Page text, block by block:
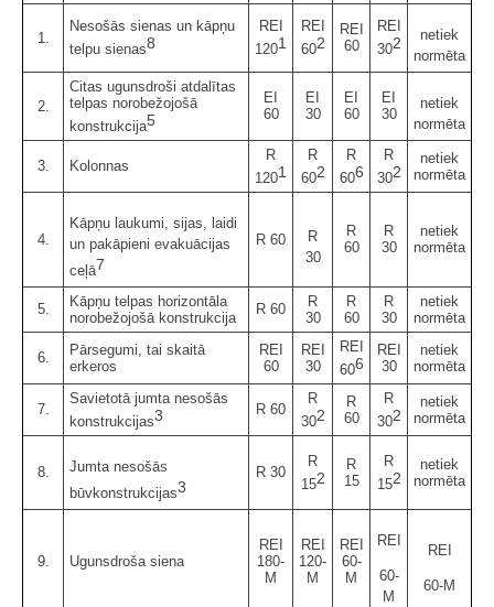
1.
Nesošās sienas un kāpņu
telpu sienas8
REI
1201
REI
602
REI
60
REI
302
netiek
normēta
2.
Citas ugunsdroši atdalītas
telpas norobežojošā
konstrukcija5
EI
60
EI
30
EI
60
EI
30
netiek
normēta
3. Kolonnas
R
1201
R
602
R
606
R
302
netiek
normēta
4.
Kāpņu laukumi, sijas, laidi
un pakāpieni evakuācijas
ceļā7
R 60
R
30
R
60
R
30
netiek
normēta
5.
Kāpņu telpas horizontāla
norobežojošā konstrukcija
R 60
R
30
R
60
R
30
netiek
normēta
6.
Pārsegumi, tai skaitā
erkeros
REI
60
REI
30
REI
606
REI
30
netiek
normēta
7.
Savietotā jumta nesošās
konstrukcijas3 R 60
R
302
R
60
R
302
netiek
normēta
8.
Jumta nesošās
būvkonstrukcijas3
R 30
R
152
R
15
R
152
netiek
normēta
9. Ugunsdroša siena
REI
180-
M
REI
120-
M
REI
60-
M
REI
60-
M
REI
60-M